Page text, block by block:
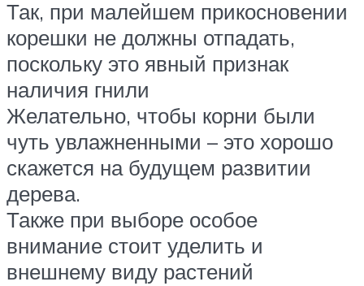
Так, при малейшем прикосновении
корешки не должны отпадать,
поскольку это явный признак
наличия гнили
Желательно, чтобы корни были
чуть увлажненными – это хорошо
скажется на будущем развитии
дерева.
Также при выборе особое
внимание стоит уделить и
внешнему виду растений